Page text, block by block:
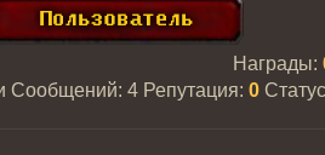
Сообщений: 4
Награды:
Репутация: 0